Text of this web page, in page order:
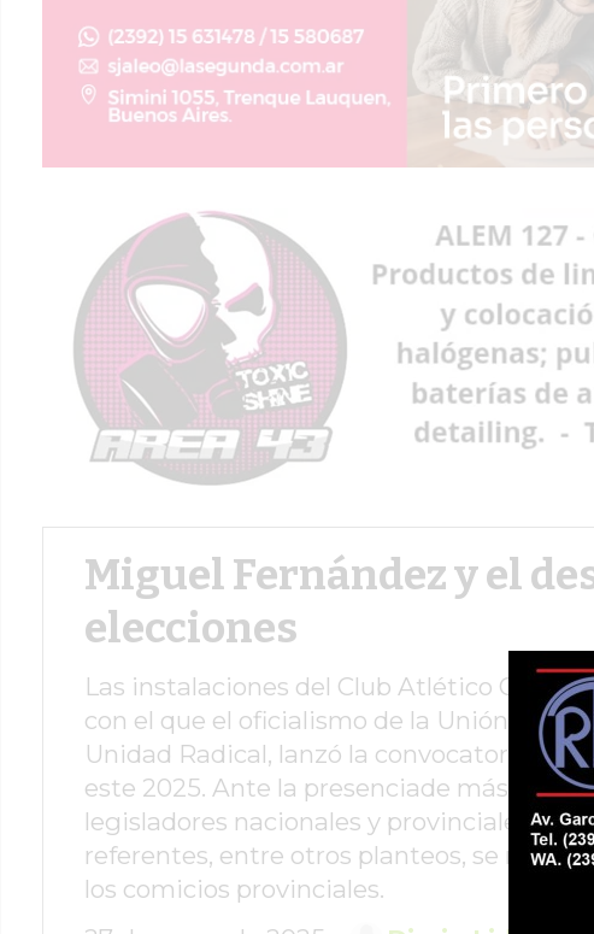
Miguel Fernández y el
elecciones
Las instalaciones del Club Atlético
con el que el oficialismo de la Unión
Unidad Radical, lanzó la convocatoria a
este 2025. Ante la presenciade más de
legisladores nacionales y provinciales,
referentes, entre otros planteos, se
los comicios provinciales.